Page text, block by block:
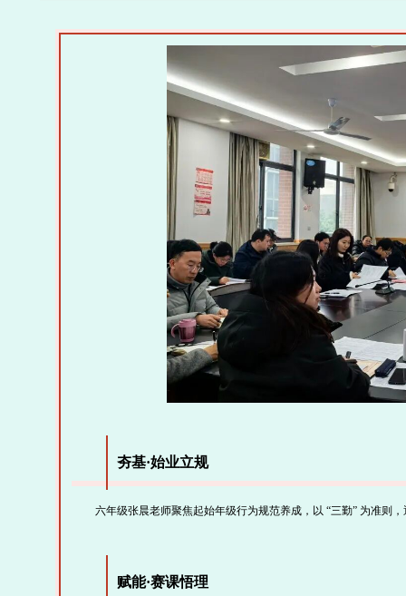
夯基·始业立规
六年级张晨老师聚焦起始年级行为规范养成，以 “三勤” 为准则
赋能·赛课悟理